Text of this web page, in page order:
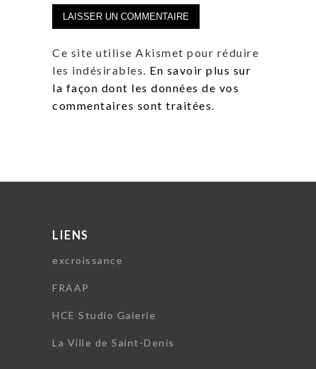
Ce site utilise Akismet pour réduire
les indésirables. En savoir plus sur
la façon dont les données de vos
commentaires sont traitées.
LIENS
excroissance
FRAAP
HCE Studio Galerie
La Ville de Saint-Denis